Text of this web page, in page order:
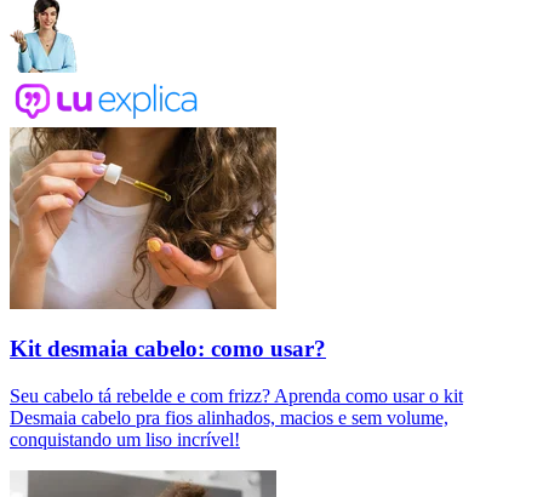
Kit desmaia cabelo: como usar?
Seu cabelo tá rebelde e com frizz? Aprenda como usar o kit
Desmaia cabelo pra fios alinhados, macios e sem volume,
conquistando um liso incrível!